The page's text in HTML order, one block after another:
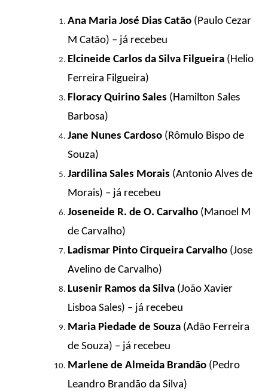
Ana Maria José Dias Catão (Paulo Cezar
M Catão) – já recebeu
Elcineide Carlos da Silva Filgueira (Helio
Ferreira Filgueira)
Floracy Quirino Sales (Hamilton Sales
Barbosa)
Jane Nunes Cardoso (Rômulo Bispo de
Souza)
Jardilina Sales Morais (Antonio Alves de
Morais) – já recebeu
Joseneide R. de O. Carvalho (Manoel M
de Carvalho)
Ladismar Pinto Cirqueira Carvalho (Jose
Avelino de Carvalho)
Lusenir Ramos da Silva (João Xavier
Lisboa Sales) – já recebeu
Maria Piedade de Souza (Adão Ferreira
de Souza) – já recebeu
Marlene de Almeida Brandão (Pedro
Leandro Brandão da Silva)